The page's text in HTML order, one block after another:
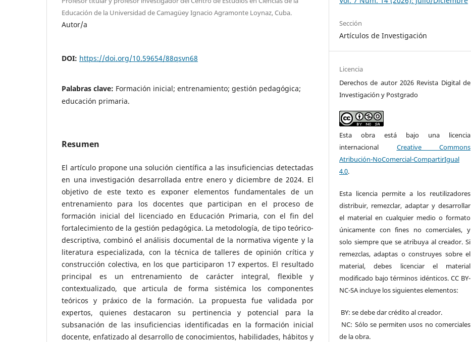
Educación de la Universidad de Camagüey Ignacio Agramonte Loynaz, Cuba.
Autor/a
DOI: https://doi.org/10.59654/88qsvn68
Palabras clave: Formación inicial; entrenamiento; gestión pedagógica;
educación primaria.
Resumen
El artículo propone una solución científica a las insuficiencias detectadas
en una investigación desarrollada entre enero y diciembre de 2024. El
objetivo de este texto es exponer elementos fundamentales de un
entrenamiento para los docentes que participan en el proceso de
formación inicial del licenciado en Educación Primaria, con el fin del
fortalecimiento de la gestión pedagógica. La metodología, de tipo teórico-
descriptiva, combinó el análisis documental de la normativa vigente y la
literatura especializada, con la técnica de talleres de opinión crítica y
construcción colectiva, en los que participaron 17 expertos. El resultado
principal es un entrenamiento de carácter integral, flexible y
contextualizado, que articula de forma sistémica los componentes
teóricos y práxico de la formación. La propuesta fue validada por
expertos, quienes destacaron su pertinencia y potencial para la
subsanación de las insuficiencias identificadas en la formación inicial
docente, enfatizado al desarrollo de conocimientos, habilidades, hábitos y
Sección
Artículos de Investigación
Licencia
Derechos de autor 2026 Revista Digital de
Investigación y Postgrado
Esta obra está bajo una licencia
internacional Creative Commons
Atribución-NoComercial-CompartirIgual
4.0.
Esta licencia permite a los reutilizadores
distribuir, remezclar, adaptar y desarrollar
el material en cualquier medio o formato
únicamente con fines no comerciales, y
solo siempre que se atribuya al creador. Si
remezclas, adaptas o construyes sobre el
material, debes licenciar el material
modificado bajo términos idénticos. CC BY-
NC-SA incluye los siguientes elementos:
BY: se debe dar crédito al creador.
NC: Sólo se permiten usos no comerciales
de la obra.